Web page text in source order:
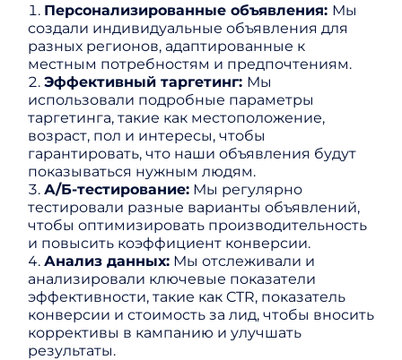
Персонализированные объявления: Мы
создали индивидуальные объявления для
разных регионов, адаптированные к
местным потребностям и предпочтениям.
Эффективный таргетинг: Мы
использовали подробные параметры
таргетинга, такие как местоположение,
возраст, пол и интересы, чтобы
гарантировать, что наши объявления будут
показываться нужным людям.
А/Б-тестирование:Мы регулярно
тестировали разные варианты объявлений,
чтобы оптимизировать производительность
и повысить коэффициент конверсии.
Анализ данных:Мы отслеживали и
анализировали ключевые показатели
эффективности, такие как CTR, показатель
конверсии и стоимость за лид, чтобы вносить
коррективы в кампанию и улучшать
результаты.